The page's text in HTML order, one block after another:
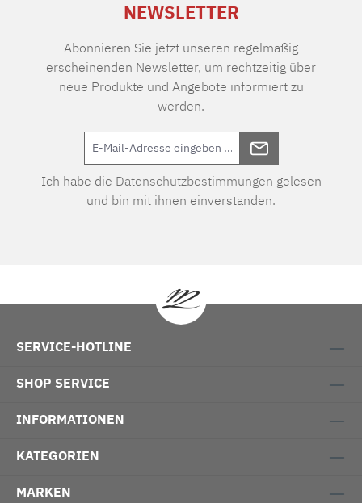
NEWSLETTER
Abonnieren Sie jetzt unseren regelmäßig
erscheinenden Newsletter, um rechtzeitig über
neue Produkte und Angebote informiert zu
werden.
Ich habe die Datenschutzbestimmungen gelesen
und bin mit ihnen einverstanden.
SERVICE-HOTLINE
SHOP SERVICE
INFORMATIONEN
KATEGORIEN
MARKEN